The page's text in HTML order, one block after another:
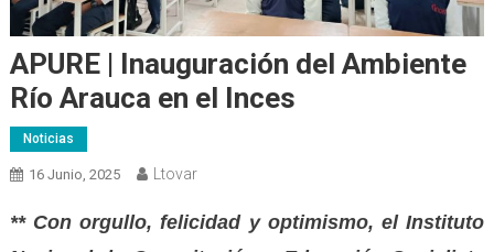
APURE | Inauguración del Ambiente
Río Arauca en el Inces
Noticias
16 Junio, 2025 Ltovar
** Con orgullo, felicidad y optimismo, el Instituto